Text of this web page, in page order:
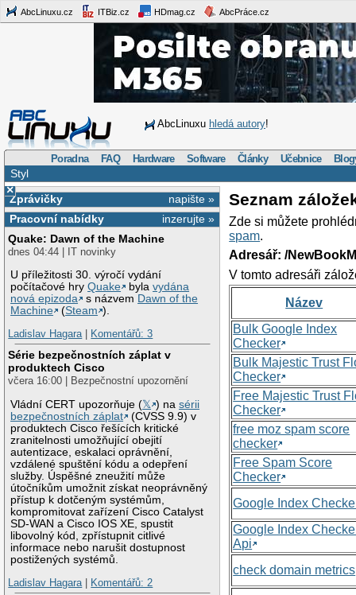
AbcLinuxu.cz ITBiz.cz HDmag.cz AbcPráce.cz
AbcLinuxu hledá autory!
Poradna FAQ Hardware Software Články Učebnice
Styl
×
napište »
Zprávičky
inzerujte »
Pracovní nabídky
Quake: Dawn of the Machine
dnes 04:44 | IT novinky
U příležitosti 30. výročí vydání
počítačové hryQuake bylavydána
nová epizoda
s názvem Dawn of the
Machine
(Steam ).
Ladislav Hagara| Komentářů: 3
Série bezpečnostních záplat v
produktech Cisco
včera 16:00 | Bezpečnostní upozornění
Vládní CERT upozorňuje (𝕏 ) nasérii
bezpečnostních záplat
(CVSS 9.9) v
produktech Cisco řešících kritické
zranitelnosti umožňující obejití
autentizace, eskalaci oprávnění,
vzdálené spuštění kódu a odepření
služby. Úspěšné zneužití může
útočníkům umožnit získat neoprávněný
přístup k dotčeným systémům,
kompromitovat zařízení Cisco Catalyst
SD-WAN a Cisco IOS XE, spustit
libovolný kód, zpřístupnit citlivé
informace nebo narušit dostupnost
postižených systémů.
Ladislav Hagara| Komentářů: 2
Seznam
Zde si můžete
spam.
Adresář: /
V tomto adresáři
Název
Bulk Google Index
Checker
Bulk Majestic Trust
Checker
Free Majestic Trust
Checker
free moz spam score
checker
Free Spam Score
Checker
Google Index
Google Index
Api
check domain metrics